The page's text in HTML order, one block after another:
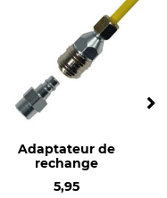
Adaptateur de
rechange
5,95